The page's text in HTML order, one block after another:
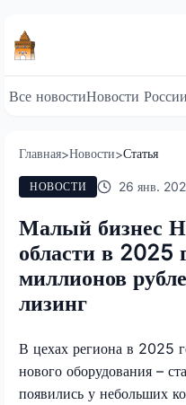
Все новостиНовости России
Главная>Новости>Статья
НОВОСТИ 26 янв.
Малый бизнес
области в 2025
миллионов
лизинг
В цехах региона в 2025
нового оборудования –
появились у небольших